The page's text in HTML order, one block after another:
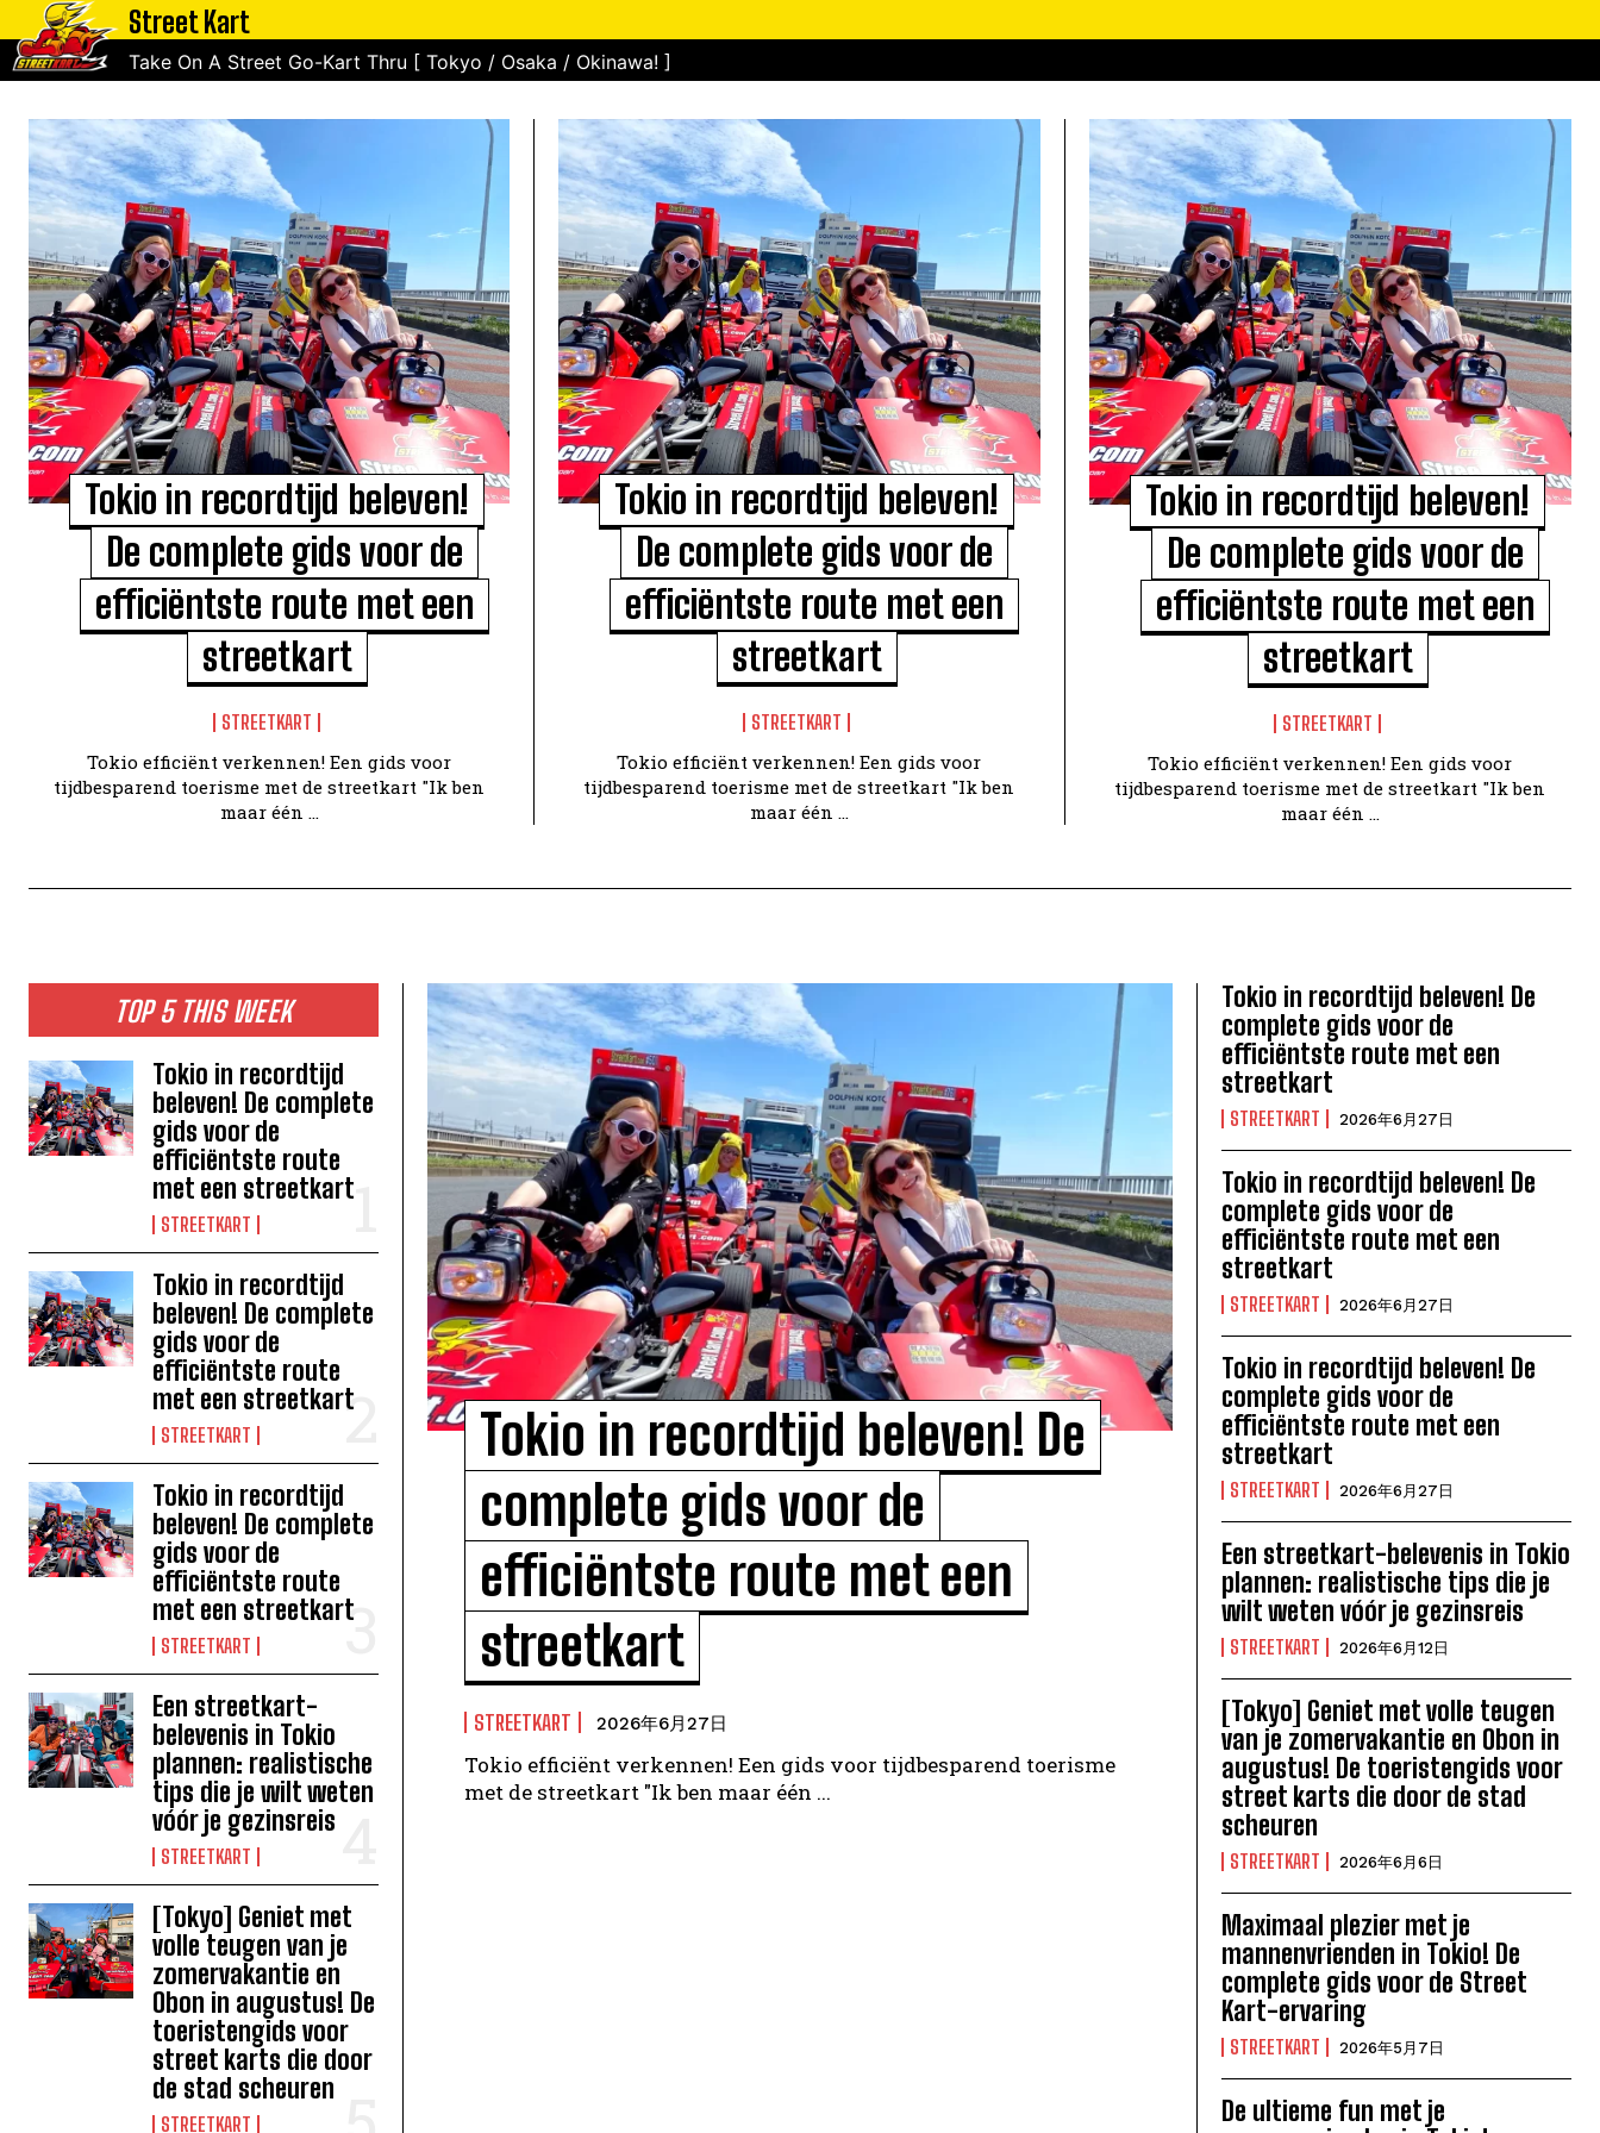
Street Kart
Take On A Street Go-Kart Thru [ Tokyo / Osaka / Okinawa! ]
Tokio in recordtijd beleven!
De complete gids voor de
efficiëntste route met een
streetkart
STREETKART
Tokio efficiënt verkennen! Een gids voor
tijdbesparend toerisme met de streetkart "Ik ben
maar één ...
Tokio in recordtijd beleven!
De complete gids voor de
efficiëntste route met een
streetkart
STREETKART
Tokio efficiënt verkennen! Een gids voor
tijdbesparend toerisme met de streetkart "Ik ben
maar één ...
Tokio in recordtijd beleven!
De complete gids voor de
efficiëntste route met een
streetkart
STREETKART
Tokio efficiënt verkennen! Een gids voor
tijdbesparend toerisme met de streetkart "Ik ben
maar één ...
TOP 5 THIS WEEK
Tokio in recordtijd
beleven! De complete
gids voor de
efficiëntste route
met een streetkart
STREETKART
Tokio in recordtijd
beleven! De complete
gids voor de
efficiëntste route
met een streetkart
STREETKART
Tokio in recordtijd
beleven! De complete
gids voor de
efficiëntste route
met een streetkart
STREETKART
Een streetkart-
belevenis in Tokio
plannen: realistische
tips die je wilt weten
vóór je gezinsreis
STREETKART
[Tokyo] Geniet met
volle teugen van je
zomervakantie en
Obon in augustus! De
toeristengids voor
street karts die door
de stad scheuren
STREETKART
Tokio in recordtijd beleven! De
complete gids voor de
efficiëntste route met een
streetkart
STREETKART 2026年6月27日
Tokio efficiënt verkennen! Een gids voor tijdbesparend toerisme
met de streetkart "Ik ben maar één ...
Tokio in recordtijd beleven! De
complete gids voor de
efficiëntste route met een
streetkart
STREETKART 2026年6月27日
Tokio in recordtijd beleven! De
complete gids voor de
efficiëntste route met een
streetkart
STREETKART 2026年6月27日
Tokio in recordtijd beleven! De
complete gids voor de
efficiëntste route met een
streetkart
STREETKART 2026年6月27日
Een streetkart-belevenis in Tokio
plannen: realistische tips die je
wilt weten vóór je gezinsreis
STREETKART 2026年6月12日
[Tokyo] Geniet met volle teugen
van je zomervakantie en Obon in
augustus! De toeristengids voor
street karts die door de stad
scheuren
STREETKART 2026年6月6日
Maximaal plezier met je
mannenvrienden in Tokio! De
complete gids voor de Street
Kart-ervaring
STREETKART 2026年5月7日
De ultieme fun met je